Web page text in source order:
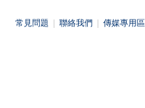
常見問題 聯絡我們 傳媒專用區